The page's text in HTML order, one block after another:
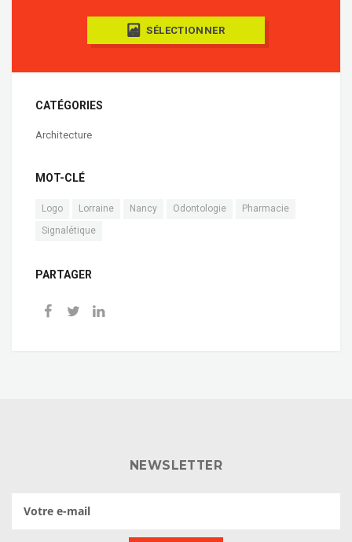
SÉLECTIONNER
CATÉGORIES
Architecture
MOT-CLÉ
Logo Lorraine Nancy Odontologie
Pharmacie
Signalétique
PARTAGER
NEWSLETTER